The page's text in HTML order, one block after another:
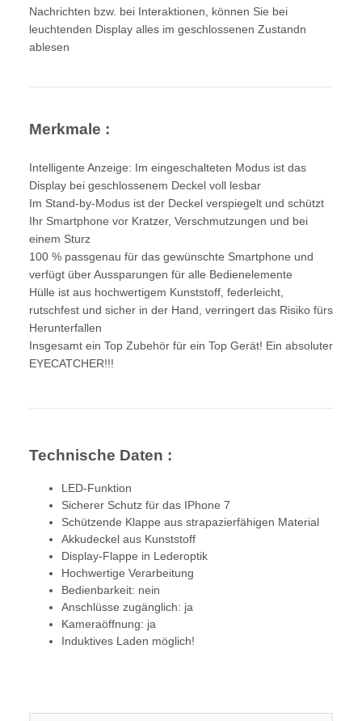
Nachrichten bzw. bei Interaktionen, können Sie bei
leuchtenden Display alles im geschlossenen Zustandn
ablesen
Merkmale :
Intelligente Anzeige: Im eingeschalteten Modus ist das
Display bei geschlossenem Deckel voll lesbar
Im Stand-by-Modus ist der Deckel verspiegelt und schützt
Ihr Smartphone vor Kratzer, Verschmutzungen und bei
einem Sturz
100 % passgenau für das gewünschte Smartphone und
verfügt über Aussparungen für alle Bedienelemente
Hülle ist aus hochwertigem Kunststoff, federleicht,
rutschfest und sicher in der Hand, verringert das Risiko fürs
Herunterfallen
Insgesamt ein Top Zubehör für ein Top Gerät! Ein absoluter
EYECATCHER!!!
Technische Daten :
LED-Funktion
Sicherer Schutz für das IPhone 7
Schützende Klappe aus strapazierfähigen Material
Akkudeckel aus Kunststoff
Display-Flappe in Lederoptik
Hochwertige Verarbeitung
Bedienbarkeit: nein
Anschlüsse zugänglich: ja
Kameraöffnung: ja
Induktives Laden möglich!